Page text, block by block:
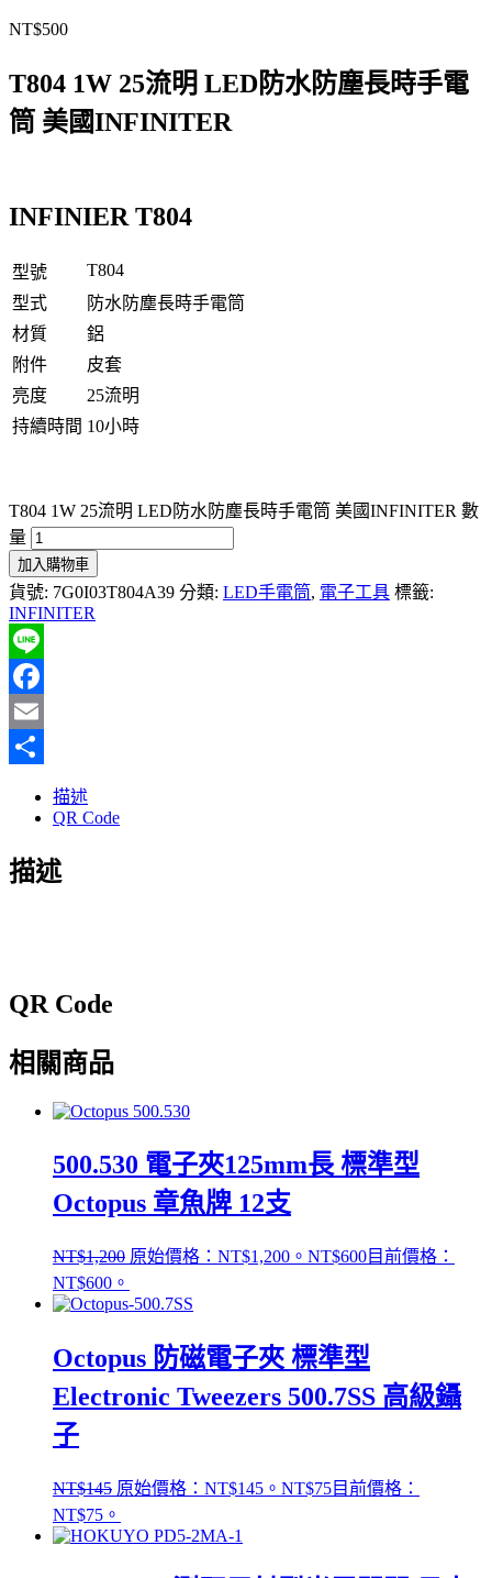
NT$500
T804 1W 25流明 LED防水防塵長時手電
筒 美國INFINITER
INFINIER T804
型號
T804
型式
防水防塵長時手電筒
材質
鋁
附件
皮套
亮度
25流明
持續時間 10小時
T804 1W 25流明 LED防水防塵長時手電筒 美國INFINITER 數
量
加入購物車
貨號: 7G0I03T804A39 分類: LED手電筒, 電子工具 標籤:
INFINITER
Line
Facebook
Email
描述
QR Code
描述
QR Code
相關商品
500.530 電子夾125mm長 標準型
Octopus 章魚牌 12支
NT$1,200 原始價格：NT$1,200。 NT$600目前價格：
NT$600。
Octopus 防磁電子夾 標準型
Electronic Tweezers 500.7SS 高級鑷
子
NT$145 原始價格：NT$145。 NT$75目前價格：
NT$75。